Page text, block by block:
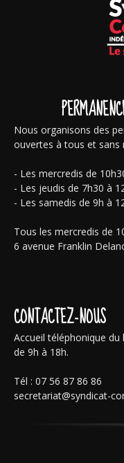
Nous organisons des
ouvertes à tous et sans
- Les mercredis de
- Les jeudis de 7h30 à
- Les samedis de 9h à
Tous les mercredis de
6 avenue Franklin
CONTACTEZ-NOUS
Accueil téléphonique du
de 9h à 18h.
Tél : 07 56 87 86 86
secretariat@syndicat-